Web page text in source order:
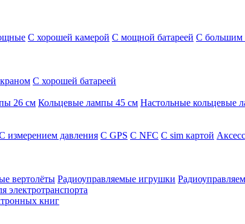
С хорошей камерой С мощной батареей С большим
С хорошей батареей
26 см Кольцевые лампы 45 см Настольные кольцевые
измерением давления C GPS C NFC C sim картой
вертолёты Радиоуправляемые игрушки
электротранспорта
книг